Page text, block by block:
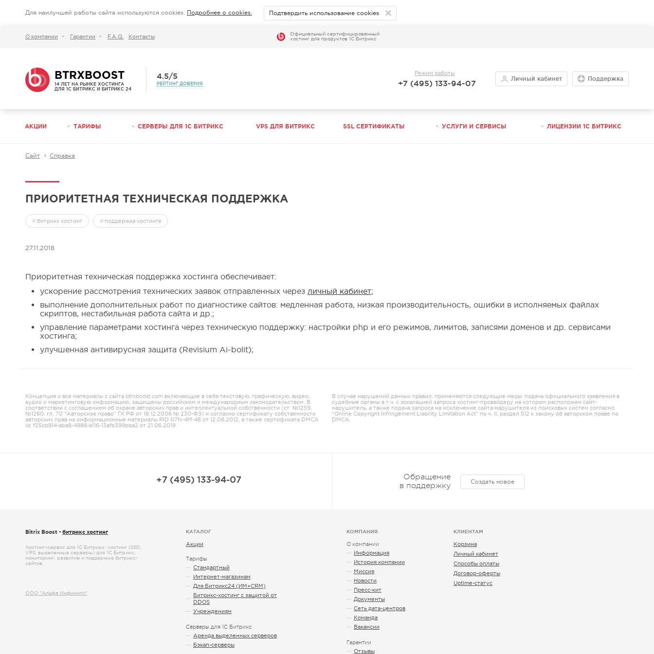
Для наилучшей работы сайта используются cookies. Подробнее о cookies. Подтвердить использование cookies
О компании Гарантии F.A.Q. Контакты
Официальный сертифицированный
хостинг для продуктов 1С Битрикс
BTRXBOOST
14 ЛЕТ НА РЫНКЕ ХОСТИНГА
ДЛЯ 1С БИТРИКС И БИТРИКС 24
4.5/5
РЕЙТИНГ ДОВЕРИЯ
99.97%
Режим работы
+7 (495) 133-94-07
Личный кабинет Поддержка
АКЦИИ ТАРИФЫ СЕРВЕРЫ ДЛЯ 1С БИТРИКС VPS ДЛЯ БИТРИКС SSL СЕРТИФИКАТЫ УСЛУГИ И СЕРВИСЫ ЛИЦЕНЗИИ 1С БИТРИКС
Сайт Справка
ПРИОРИТЕТНАЯ ТЕХНИЧЕСКАЯ ПОДДЕРЖКА
битрикс хостинг поддержка хостинга
27.11.2018
Приоритетная техническая поддержка хостинга обеспечивает:
ускорение рассмотрения технических заявок отправленных через личный кабинет;
выполнение дополнительных работ по диагностике сайтов: медленная работа, низкая производительность, ошибки в исполняемых файлах
скриптов, нестабильная работа сайта и др.;
управление параметрами хостинга через техническую поддержку: настройки php и его режимов, лимитов, записями доменов и др. сервисами
хостинга;
улучшенная антивирусная защита (Revisium Ai-bolit);
Концепция и все материалы с сайта btrxboost.com включающие в себя текстовую, графическую, видео,
аудио и маркетинговую информацию, защищены российским и международным законодательством. В
соответствии с соглашением об охране авторских прав и интеллектуальной собственности (ст. №1259,
№1260, гл. 70 “Авторское право” ГК РФ от 18.12.2006 № 230-ФЗ) и согласно сертификату собственности
авторских прав на информационные материалы RID 07N-4M-48 от 12.08.2012, а также сертификата DMCA
id: f25cb914-aba8-4988-a116-13afb399bba2 от 21.06.2019.
В случае нарушений данных правил, применяются следующие меры: подача официального заявления в
судебные органы в т.ч. с эскалацией запроса хостинг-провайдеру на котором расположен сайт-
нарушитель, а также подача запроса на исключение сайта-нарушителя из поисковых систем согласно
“Online Copyright Infringement Liability Limitation Act” по ч. II, раздел 512 к закону об авторском праве по
DMCA.
+7 (495) 133-94-07
Обращение
в поддержку
Создать новое
Bitrix Boost - битрикс хостинг
Хостинг-сервис для 1С Битрикс: хостинг (SSD,
VPS, выделенные серверы) для 1С Битрикс,
мониторинг, развитие и поддержка битрикс-
сайтов.
ООО "Альфа Инфинити"
КАТАЛОГ
Акции
Тарифы
Стандартный
Интернет-магазинам
Для Битрикс24 (ИМ+CRM)
Битрикс-хостинг с защитой от
DDOS
Учреждениям
Серверы для 1С Битрикс
Аренда выделенных серверов
Бэкап-серверы
КОМПАНИЯ
О компании
Информация
История компании
Миссия
Новости
Пресс-кит
Документы
Сеть дата-центров
Команда
Вакансии
Гарантии
Отзывы
КЛИЕНТАМ
Корзина
Личный кабинет
Способы оплаты
Договор-оферты
Uptime-статус